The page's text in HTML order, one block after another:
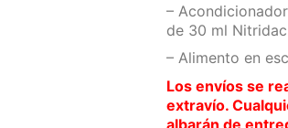
–
de 30 ml
– Alimento en
Los envíos se
extravío.
albarán de